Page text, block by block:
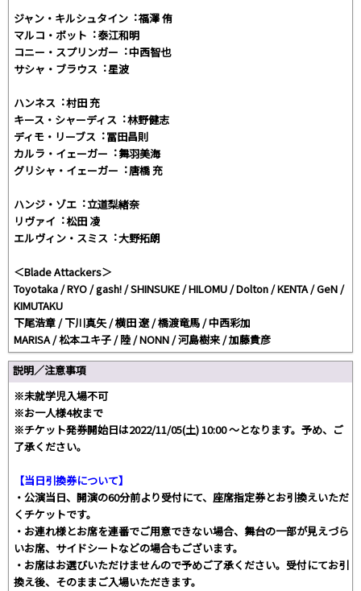
ジャン・キルシュタイン︓福澤 侑
マルコ・ボット︓泰江和明
コニー・スプリンガー︓中⻄智也
サシャ・ブラウス︓星波
ハンネス︓村田 充
キース・シャーディス︓林野健志
ディモ・リーブス︓冨田昌則
カルラ・イェーガー︓舞羽美海
グリシャ・イェーガー︓唐橋 充
ハンジ・ゾエ︓立道梨緒奈
リヴァイ︓松田 凌
エルヴィン・スミス︓大野拓朗
＜Blade Attackers＞
Toyotaka / RYO / gash! / SHINSUKE / HILOMU / Dolton / KENTA / GeN /
KIMUTAKU
下尾浩章 / 下川真矢 / 横田 遼 / 橋渡⻯⾺ / 中⻄彩加
MARISA / 松本ユキ子 / 陸 / NONN / 河島樹来 / 加藤貴彦
説明／注意事項
※未就学児入場不可
※お一人様4枚まで
※チケット発券開始日は2022/11/05(土) 10:00 〜となります。予め、ご
了承ください。
【当日引換券について】
・公演当日、開演の60分前より受付にて、座席指定券とお引換えいただ
くチケットです。
・お連れ様とお席を連番でご用意できない場合、舞台の一部が見えづら
いお席、サイドシートなどの場合もございます。
・お席はお選びいただけませんので予めご了承ください。受付にてお引
換え後、そのままご入場いただきます。